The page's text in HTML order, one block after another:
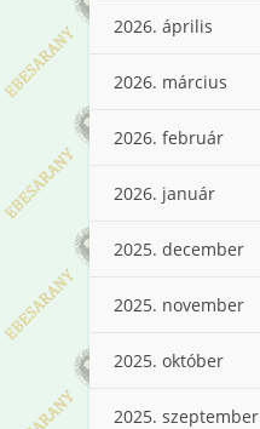
2026. április
2026. március
2026. február
2026. január
2025. december
2025. november
2025. október
2025. szeptember